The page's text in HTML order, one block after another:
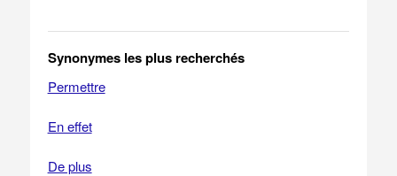
Synonymes les plus recherchés
Permettre
En effet
De plus